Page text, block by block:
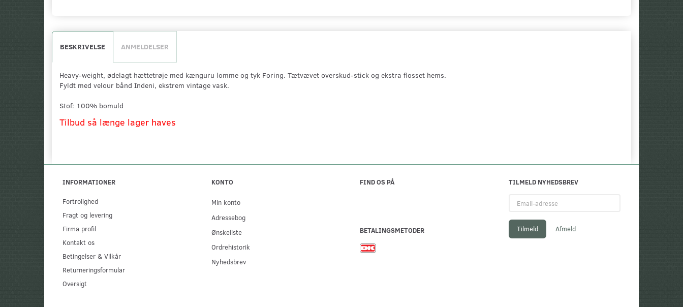
BESKRIVELSE ANMELDELSER
Heavy-weight, ødelagt hættetrøje med kænguru lomme og tyk Foring. Tætvævet overskud-stick og ekstra flosset hems.
Fyldt med velour bånd Indeni, ekstrem vintage vask.
Stof: 100% bomuld
Tilbud så længe lager haves
INFORMATIONER
Fortrolighed
Fragt og levering
Firma profil
Kontakt os
Betingelser & Vilkår
Returneringsformular
Oversigt
KONTO
Min konto
Adressebog
Ønskeliste
Ordrehistorik
Nyhedsbrev
FIND OS PÅ
BETALINGSMETODER
TILMELD NYHEDSBREV
adresse
Tilmeld Afmeld